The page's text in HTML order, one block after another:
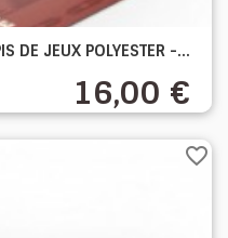
DE JEUX POLYESTER -...
16,00 €
favorite_border